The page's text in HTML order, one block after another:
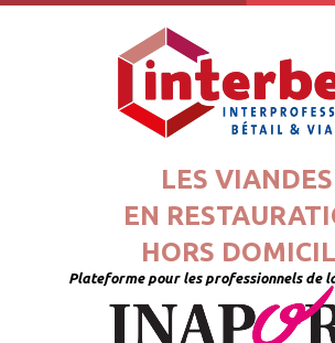
LES VIANDES
EN
HORS
Plateforme pour les professionnels de